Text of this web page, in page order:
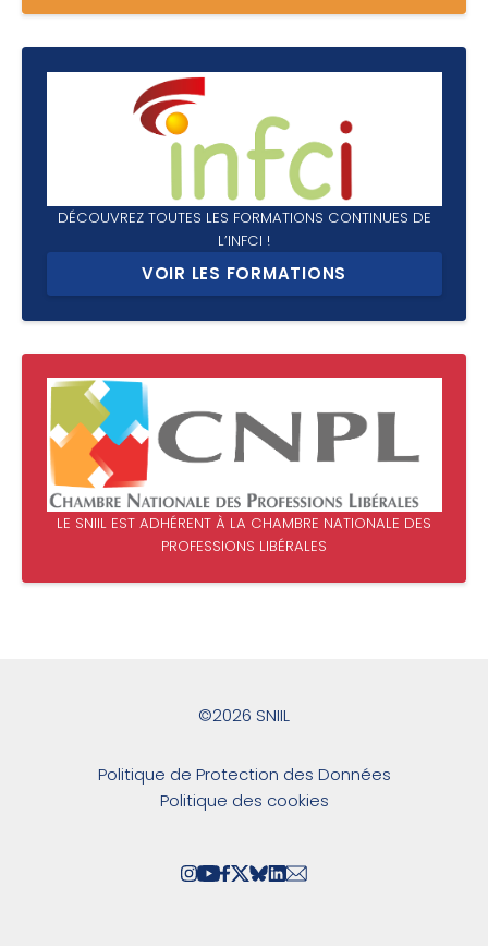
DÉCOUVREZ TOUTES LES FORMATIONS CONTINUES DE
L’INFCI !
VOIR LES FORMATIONS
LE SNIIL EST ADHÉRENT À LA CHAMBRE NATIONALE DES
PROFESSIONS LIBÉRALES
©2026 SNIIL
Politique de Protection des Données
Politique des cookies